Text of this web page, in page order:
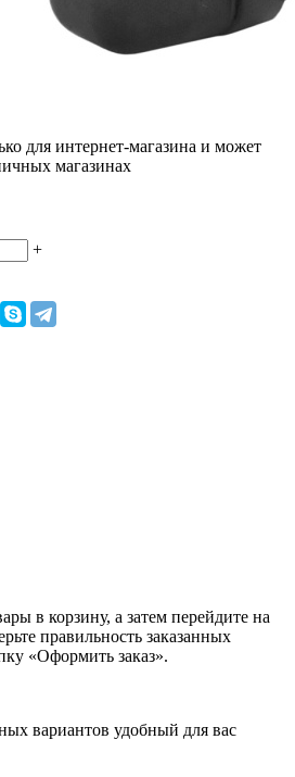
для интернет-магазина и может
магазинах
+
в корзину, а затем перейдите на
правильность заказанных
«Оформить заказ».
вариантов удобный для вас